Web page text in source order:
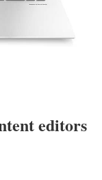
editors